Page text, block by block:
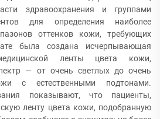
здравоохранения и группами
для определения наиболее
оттенков кожи, требующих
была создана исчерпывающая
ленты цвета кожи,
— от очень светлых до очень
с естественными подтонами.
показывают, что пациенты,
ленту цвета кожи, подобранную